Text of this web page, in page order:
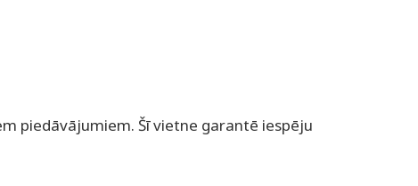
piedāvājumiem. Šī vietne garantē iespēju